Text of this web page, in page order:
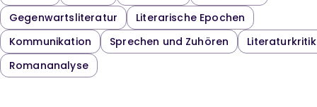
Gegenwartsliteratur
Literarische Epochen
Kommunikation
Sprechen und Zuhören
Literaturkritik
Romananalyse